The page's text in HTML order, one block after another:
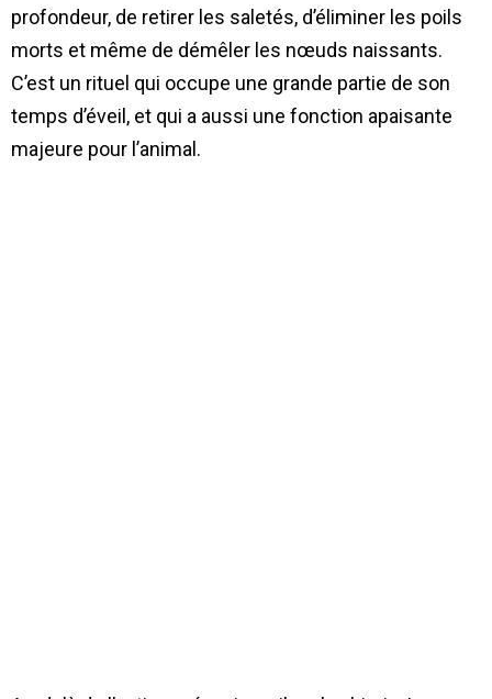
profondeur, de retirer les saletés, d’éliminer les poils
morts et même de démêler les nœuds naissants.
C’est un rituel qui occupe une grande partie de son
temps d’éveil, et qui a aussi une fonction apaisante
majeure pour l’animal.